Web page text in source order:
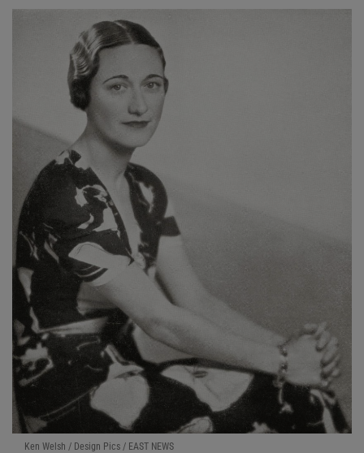
Ken Welsh / Design Pics / EAST NEWS